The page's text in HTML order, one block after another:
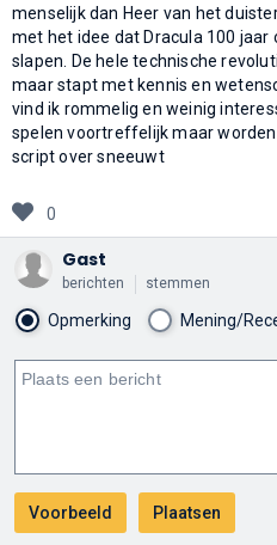
menselijk dan Heer van het
met het idee dat Dracula 100
slapen. De hele technische
maar stapt met kennis en
vind ik rommelig en weinig
spelen voortreffelijk maar
script over sneeuwt
0
Gast
berichten stemmen
Opmerking Mening/